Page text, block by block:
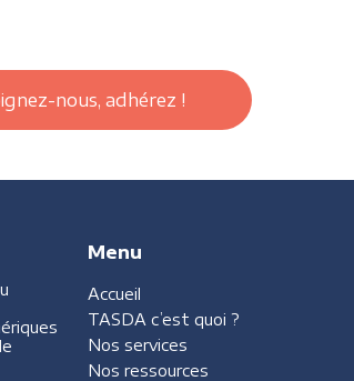
nous, adhérez !
Menu
Accueil
TASDA c’est quoi ?
Nos services
Nos ressources